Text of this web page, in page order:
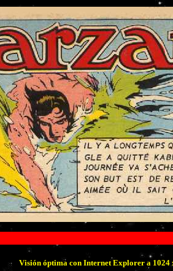
Visión óptima con Internet Explorer a 1024